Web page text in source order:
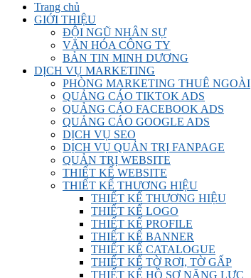
Trang chủ
GIỚI THIỆU
ĐỘI NGŨ NHÂN SỰ
VĂN HÓA CÔNG TY
BẢN TIN MINH DƯƠNG
DỊCH VỤ MARKETING
PHÒNG MARKETING THUÊ NGOÀI
QUẢNG CÁO TIKTOK ADS
QUẢNG CÁO FACEBOOK ADS
QUẢNG CÁO GOOGLE ADS
DỊCH VỤ SEO
DỊCH VỤ QUẢN TRỊ FANPAGE
QUẢN TRỊ WEBSITE
THIẾT KẾ WEBSITE
THIẾT KẾ THƯƠNG HIỆU
THIẾT KẾ THƯƠNG HIỆU
THIẾT KẾ LOGO
THIẾT KẾ PROFILE
THIẾT KẾ BANNER
THIẾT KẾ CATALOGUE
THIẾT KẾ TỜ RƠI, TỜ GẤP
THIẾT KẾ HỒ SƠ NĂNG LỰC